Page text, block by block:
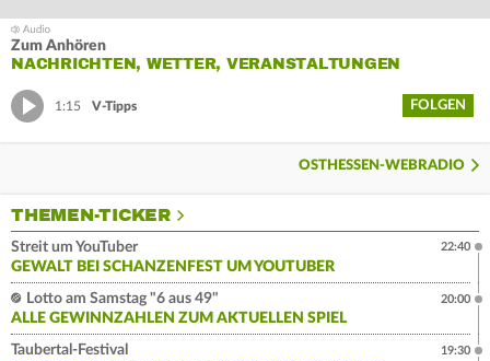
Zum Anhören
NACHRICHTEN, WETTER, VERANSTALTUNGEN
1:15 V-Tipps FOLGEN
OSTHESSEN-WEBRADIO
THEMEN-TICKER
Streit um YouTuber
GEWALT BEI SCHANZENFEST UM YOUTUBER
22:40
Lotto am Samstag "6 aus 49"
ALLE GEWINNZAHLEN ZUM AKTUELLEN SPIEL
20:00
Taubertal-Festival
19:30